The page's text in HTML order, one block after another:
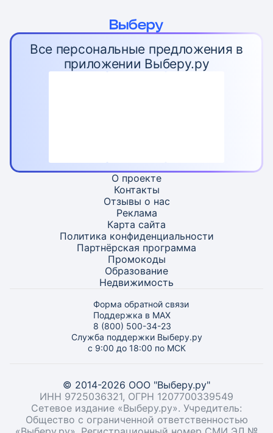
Все персональные предложения в
приложении Выберу.ру
О проекте
Контакты
Отзывы о нас
Реклама
Карта сайта
Политика конфиденциальности
Партнёрская программа
Промокоды
Образование
Недвижимость
Форма обратной связи
Поддержка в MAX
8 (800) 500-34-23
Служба поддержки Выберу.ру
с 9:00 до 18:00 по МСК
© 2014-2026 ООО "Выберу.ру"
ИНН 9725036321, ОГРН 1207700339549
Сетевое издание «Выберу.ру». Учредитель:
Общество с ограниченной ответственностью